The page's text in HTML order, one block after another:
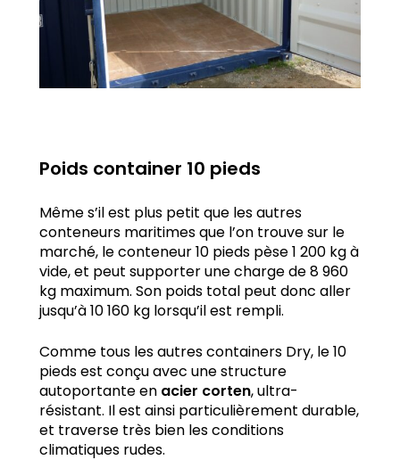
Poids container 10 pieds
Même s’il est plus petit que les autres
conteneurs maritimes que l’on trouve sur le
marché, le conteneur 10 pieds pèse 1 200 kg à
vide, et peut supporter une charge de 8 960
kg maximum. Son poids total peut donc aller
jusqu’à 10 160 kg lorsqu’il est rempli.
Comme tous les autres containers Dry, le 10
pieds est conçu avec une structure
autoportante enacier corten, ultra-
résistant. Il est ainsi particulièrement durable,
et traverse très bien les conditions
climatiques rudes.